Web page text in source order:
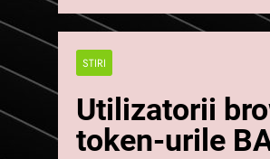
STIRI
Utilizatorii
token-urile